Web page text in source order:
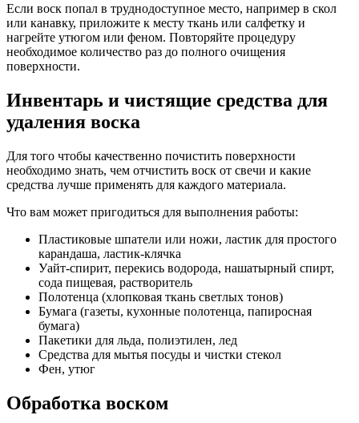
Если воск попал в труднодоступное место, например в скол
или канавку, приложите к месту ткань или салфетку и
нагрейте утюгом или феном. Повторяйте процедуру
необходимое количество раз до полного очищения
поверхности.
Инвентарь и чистящие средства для
удаления воска
Для того чтобы качественно почистить поверхности
необходимо знать, чем отчистить воск от свечи и какие
средства лучше применять для каждого материала.
Что вам может пригодиться для выполнения работы:
Пластиковые шпатели или ножи, ластик для простого
карандаша, ластик-клячка
Уайт-спирит, перекись водорода, нашатырный спирт,
сода пищевая, растворитель
Полотенца (хлопковая ткань светлых тонов)
Бумага (газеты, кухонные полотенца, папиросная
бумага)
Пакетики для льда, полиэтилен, лед
Средства для мытья посуды и чистки стекол
Фен, утюг
Обработка воском